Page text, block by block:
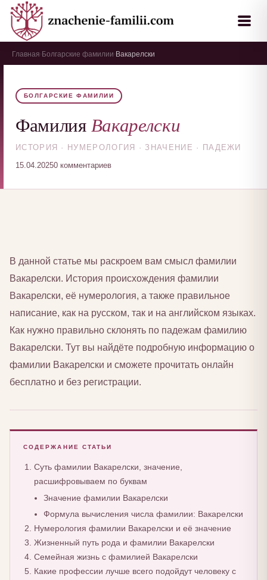
Главная Болгарские фамилии Вакарелски
БОЛГАРСКИЕ ФАМИЛИИ
Фамилия Вакарелски
ИСТОРИЯ · НУМЕРОЛОГИЯ · ЗНАЧЕНИЕ · ПАДЕЖИ
15.04.20250 комментариев
В данной статье мы раскроем вам смысл фамилии
Вакарелски. История происхождения фамилии
Вакарелски, её нумерология, а также правильное
написание, как на русском, так и на английском языках.
Как нужно правильно склонять по падежам фамилию
Вакарелски. Тут вы найдёте подробную информацию о
фамилии Вакарелски и сможете прочитать онлайн
бесплатно и без регистрации.
СОДЕРЖАНИЕ СТАТЬИ
Суть фамилии Вакарелски, значение,
расшифровываем по буквам
Значение фамилии Вакарелски
Формула вычисления числа фамилии: Вакарелски
Нумерология фамилии Вакарелски и её значение
Жизненный путь рода и фамилии Вакарелски
Семейная жизнь с фамилией Вакарелски
Какие профессии лучше всего подойдут человеку с